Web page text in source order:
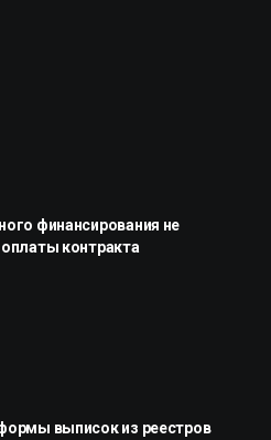
финансирования не
контракта
выписок из реестров